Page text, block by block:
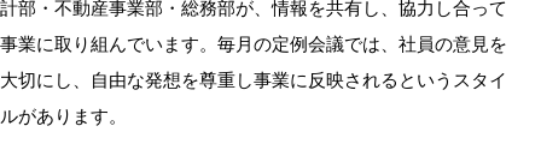
計部・不動産事業部・総務部が、情報を共有し、協力し合って
事業に取り組んでいます。毎月の定例会議では、社員の意見を
大切にし、自由な発想を尊重し事業に反映されるというスタイ
ルがあります。